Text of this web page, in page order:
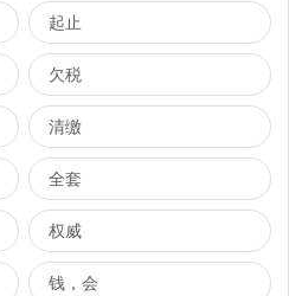
起止
欠税
清缴
全套
权威
钱，会